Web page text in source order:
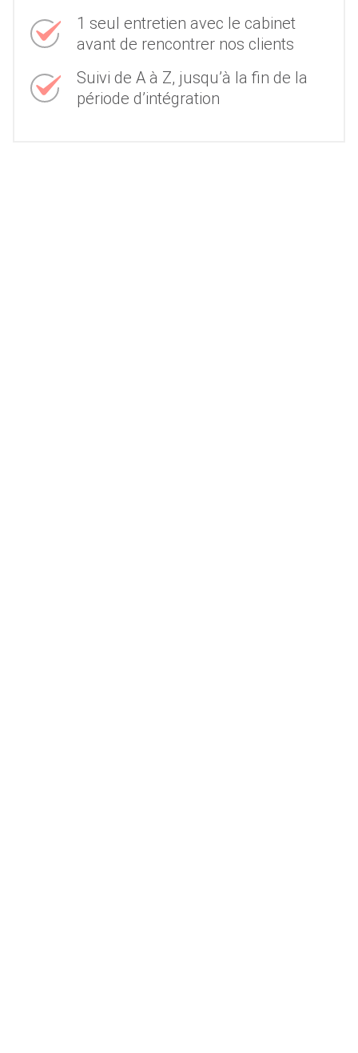
1 seul entretien avec le cabinet
avant de rencontrer nos clients
Suivi de A à Z, jusqu’à la fin de la
période d’intégration